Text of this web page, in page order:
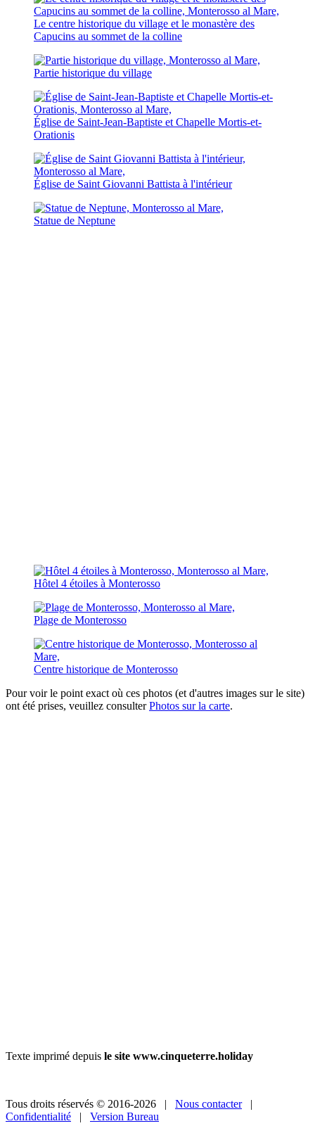
Le centre historique du village et le monastère des
Capucins au sommet de la colline
Partie historique du village
Église de Saint-Jean-Baptiste et Chapelle Mortis-et-
Orationis
Église de Saint Giovanni Battista à l'intérieur
Statue de Neptune
Hôtel 4 étoiles à Monterosso
Plage de Monterosso
Centre historique de Monterosso
Pour voir le point exact où ces photos (et d'autres images sur le site)
ont été prises, veuillez consulterPhotos sur la carte.
Texte imprimé depuis le site www.cinqueterre.holiday
Tous droits réservés © 2016-2026 | Nous contacter|
Confidentialité | Version Bureau